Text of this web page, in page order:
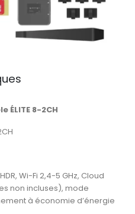
8-2CH
Wi-Fi 2,4-5 GHz, Cloud
non incluses), mode
à économie d’énergie